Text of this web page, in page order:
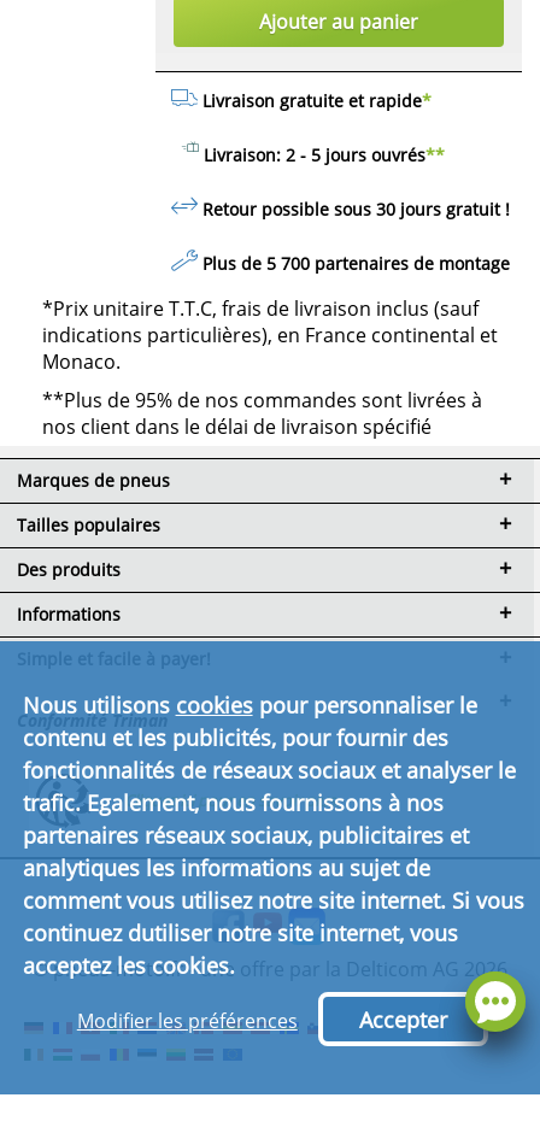
Ajouter au panier
Livraison gratuite et rapide*
Livraison: 2 - 5 jours ouvrés**
Retour possible sous 30 jours gratuit!
Plus de 5 700 partenaires de montage
*Prix unitaire T.T.C, frais de livraison inclus (sauf
indications particulières), en France continental et
Monaco.
**Plus de 95% de nos commandes sont livrées à
nos client dans le délai de livraison spécifié
Marques de pneus
Tailles populaires
Des produits
Informations
et de livraison
Inscription partenaire de
Conformité Triman
Cliquez ici pour en savoir plus.
© pneus-moto.fr - une offre par la Delticom AG 2026
Nous utilisons cookiespour personnaliser le
contenu et les publicités, pour fournir des
fonctionnalités de réseaux sociaux et analyser le
trafic. Egalement, nous fournissons à nos
partenaires réseaux sociaux, publicitaires et
analytiques les informations au sujet de
comment vous utilisez notre site internet. Si vous
continuez dutiliser notre site internet, vous
acceptez les cookies.
Modifier les préférences Accepter